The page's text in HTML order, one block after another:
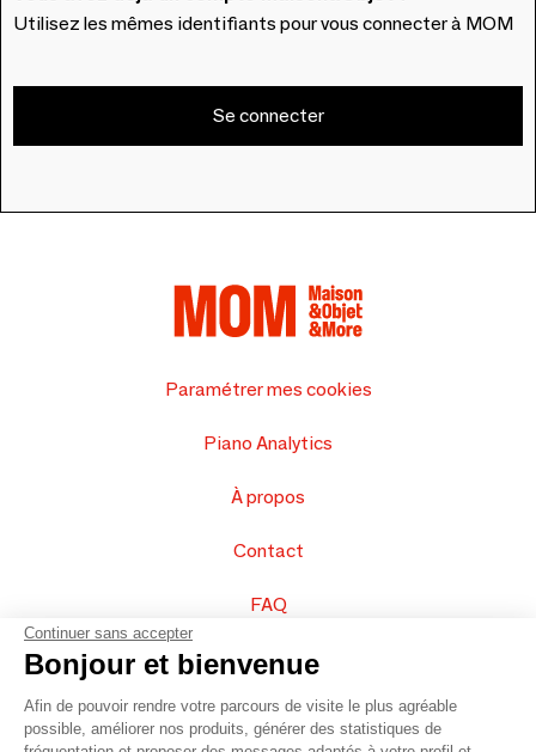
Utilisez les mêmes identifiants pour vous connecter à MOM
Se connecter
Paramétrer mes cookies
Piano Analytics
À propos
Contact
FAQ
Vendez vos produits
Plan du site
Continuer sans accepter
Bonjour et bienvenue
Afin de pouvoir rendre votre parcours de visite le plus agréable
possible, améliorer nos produits, générer des statistiques de